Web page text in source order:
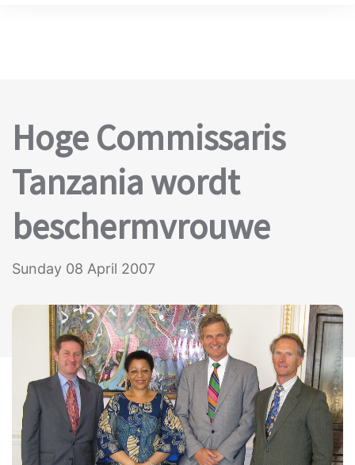
Hoge Commissaris
Tanzania wordt
beschermvrouwe
Sunday 08 April 2007